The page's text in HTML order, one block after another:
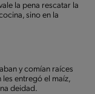
la pena rescatar la
sino en la
y comían raíces
entregó el maíz,
deidad.